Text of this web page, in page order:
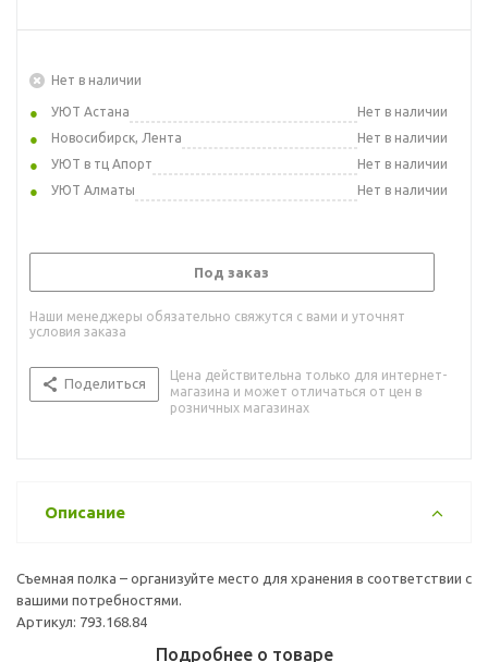
Нет в наличии
УЮТ Астана
Нет в наличии
Новосибирск, Лента
Нет в наличии
УЮТ в тц Апорт
Нет в наличии
УЮТ Алматы
Нет в наличии
Под заказ
Наши менеджеры обязательно свяжутся с вами и уточнят
условия заказа
Поделиться
Цена действительна только для интернет-
магазина и может отличаться от цен в
розничных магазинах
Описание
Съемная полка – организуйте место для хранения в соответствии с
вашими потребностями.
Артикул: 793.168.84
Подробнее о товаре